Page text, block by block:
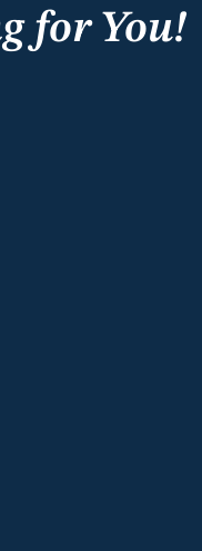
for You!